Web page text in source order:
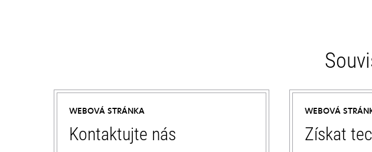
WEBOVÁ STRÁNKA
Kontaktujte nás
WEBOVÁ
Získat